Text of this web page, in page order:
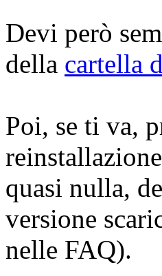
Devi però
della cartella
Poi, se ti va,
quasi nulla,
versione
nelle FAQ).